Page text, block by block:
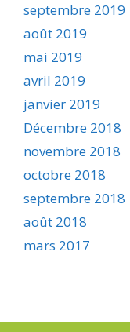
septembre 2019
août 2019
mai 2019
avril 2019
janvier 2019
Décembre 2018
novembre 2018
octobre 2018
septembre 2018
août 2018
mars 2017